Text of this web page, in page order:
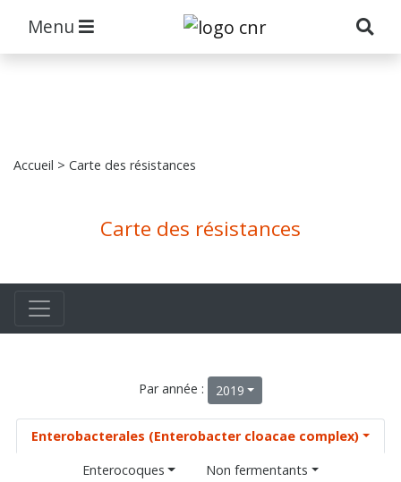
Menu
Accueil > Carte des résistances
Carte des résistances
Par année : 2019
Enterobacterales (Enterobacter cloacae complex)
Enterocoques
Non fermentants